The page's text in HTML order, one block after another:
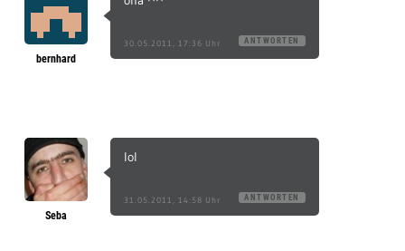
bernhard
30.05.2011, 17:36 Uhr ANTWORTEN
Seba
lol
31.05.2011, 14:58 Uhr ANTWORTEN